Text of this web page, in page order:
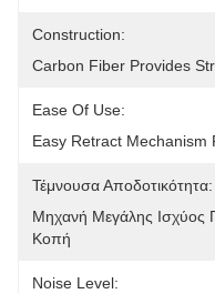
Construction:
Carbon Fiber Provides
Ease Of Use:
Easy Retract
Τέμνουσα Αποδοτικότητα:
Μηχανή Μεγάλης Ισχύος
Κοπή
Noise Level: